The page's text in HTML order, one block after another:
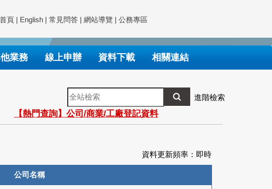
頁 | English | 常見問答 | 網站導覽 | 公務專區
業務 線上申辦 資料下載 相關連結
全
站
檢
索
進階檢索
【熱門查詢】公司/商業/工廠登記資料
資料更新頻率：即時
公司名稱